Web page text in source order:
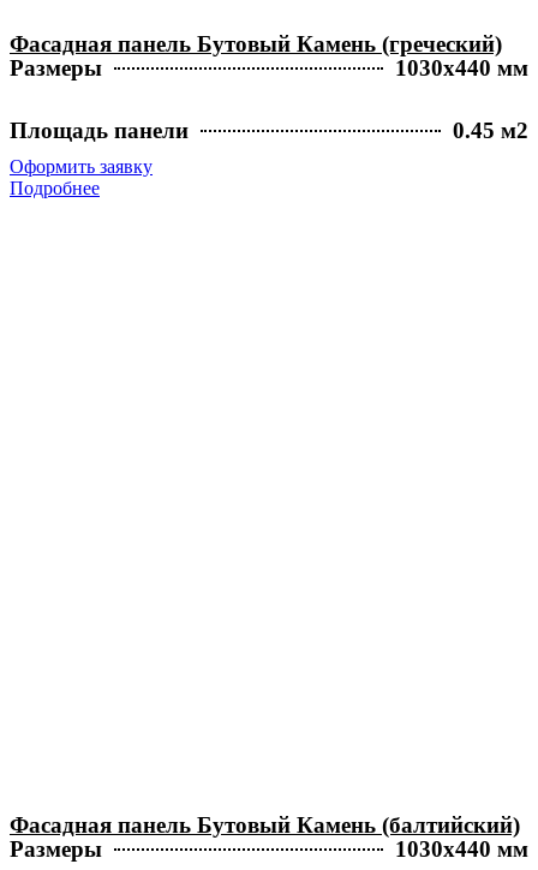
Фасадная панель Бутовый Камень (греческий)
Размеры
1030х440 мм
Площадь панели 0.45 м2
Оформить заявку
Подробнее
Фасадная панель Бутовый Камень (балтийский)
Размеры
1030х440 мм